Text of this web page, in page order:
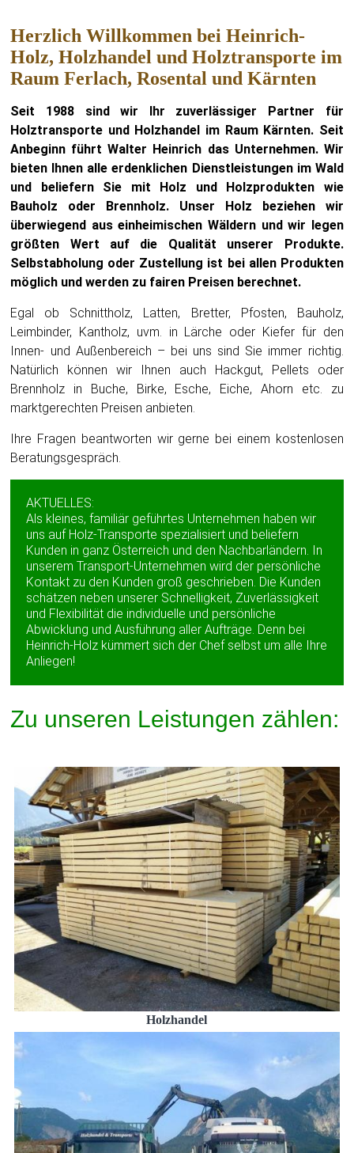
Herzlich Willkommen bei Heinrich-
Holz, Holzhandel und Holztransporte im
Raum Ferlach, Rosental und Kärnten
Seit 1988 sind wir Ihr zuverlässiger Partner für
Holztransporte und Holzhandel im Raum Kärnten. Seit
Anbeginn führt Walter Heinrich das Unternehmen. Wir
bieten Ihnen alle erdenklichen Dienstleistungen im Wald
und beliefern Sie mit Holz und Holzprodukten wie
Bauholz oder Brennholz. Unser Holz beziehen wir
überwiegend aus einheimischen Wäldern und wir legen
größten Wert auf die Qualität unserer Produkte.
Selbstabholung oder Zustellung ist bei allen Produkten
möglich und werden zu fairen Preisen berechnet.
Egal ob Schnittholz, Latten, Bretter, Pfosten, Bauholz,
Leimbinder, Kantholz, uvm. in Lärche oder Kiefer für den
Innen- und Außenbereich – bei uns sind Sie immer richtig.
Natürlich können wir Ihnen auch Hackgut, Pellets oder
Brennholz in Buche, Birke, Esche, Eiche, Ahorn etc. zu
marktgerechten Preisen anbieten.
Ihre Fragen beantworten wir gerne bei einem kostenlosen
Beratungsgespräch.
AKTUELLES:
Als kleines, familiär geführtes Unternehmen haben wir
uns auf Holz-Transporte spezialisiert und beliefern
Kunden in ganz Österreich und den Nachbarländern. In
unserem Transport-Unternehmen wird der persönliche
Kontakt zu den Kunden groß geschrieben. Die Kunden
schätzen neben unserer Schnelligkeit, Zuverlässigkeit
und Flexibilität die individuelle und persönliche
Abwicklung und Ausführung aller Aufträge. Denn bei
Heinrich-Holz kümmert sich der Chef selbst um alle Ihre
Anliegen!
Zu unseren Leistungen zählen:
Holzhandel